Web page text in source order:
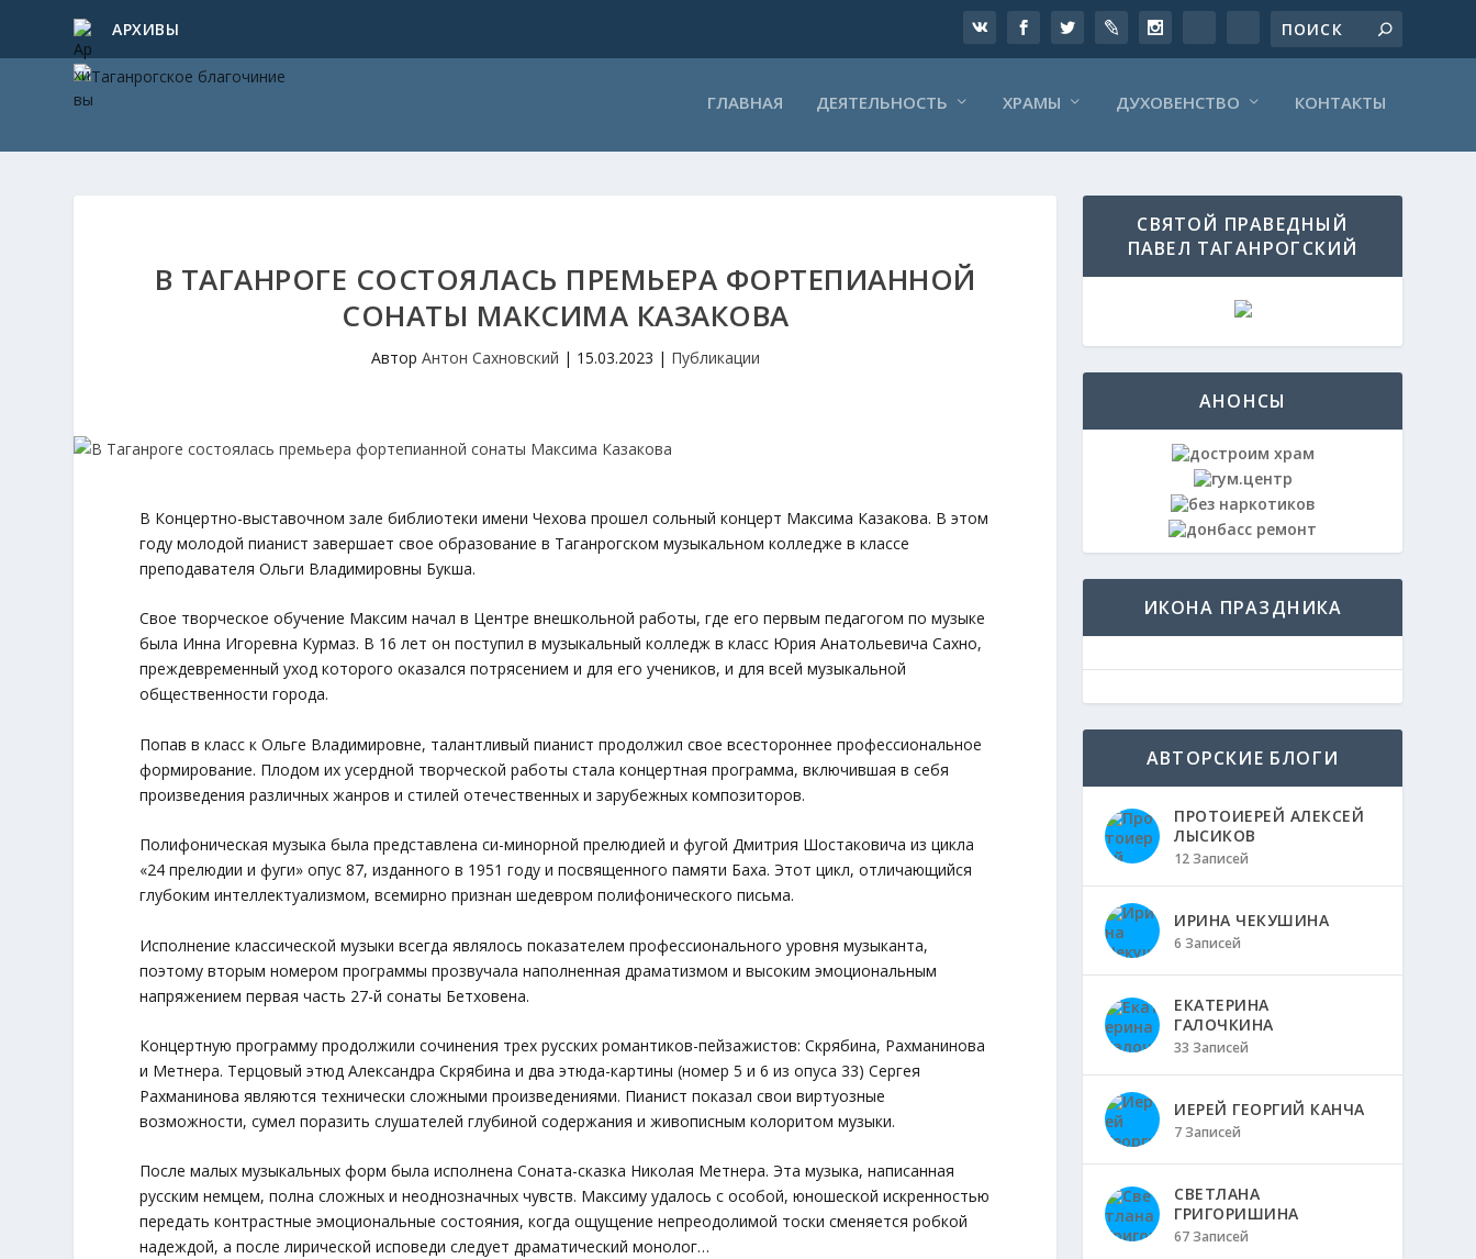
АРХИВЫ
ГЛАВНАЯ ДЕЯТЕЛЬНОСТЬ ХРАМЫ ДУХОВЕНСТВО КОНТАКТЫ
В ТАГАНРОГЕ СОСТОЯЛАСЬ ПРЕМЬЕРА ФОРТЕПИАННОЙ
СОНАТЫ МАКСИМА КАЗАКОВА
Автор Антон Сахновский | 15.03.2023 | Публикации
В Концертно-выставочном зале библиотеки имени Чехова прошел сольный концерт Максима Казакова. В этом
году молодой пианист завершает свое образование в Таганрогском музыкальном колледже в классе
преподавателя Ольги Владимировны Букша.
Свое творческое обучение Максим начал в Центре внешкольной работы, где его первым педагогом по музыке
была Инна Игоревна Курмаз. В 16 лет он поступил в музыкальный колледж в класс Юрия Анатольевича Сахно,
преждевременный уход которого оказался потрясением и для его учеников, и для всей музыкальной
общественности города.
Попав в класс к Ольге Владимировне, талантливый пианист продолжил свое всестороннее профессиональное
формирование. Плодом их усердной творческой работы стала концертная программа, включившая в себя
произведения различных жанров и стилей отечественных и зарубежных композиторов.
Полифоническая музыка была представлена си-минорной прелюдией и фугой Дмитрия Шостаковича из цикла
«24 прелюдии и фуги» опус 87, изданного в 1951 году и посвященного памяти Баха. Этот цикл, отличающийся
глубоким интеллектуализмом, всемирно признан шедевром полифонического письма.
Исполнение классической музыки всегда являлось показателем профессионального уровня музыканта,
поэтому вторым номером программы прозвучала наполненная драматизмом и высоким эмоциональным
напряжением первая часть 27-й сонаты Бетховена.
Концертную программу продолжили сочинения трех русских романтиков-пейзажистов: Скрябина, Рахманинова
и Метнера. Терцовый этюд Александра Скрябина и два этюда-картины (номер 5 и 6 из опуса 33) Сергея
Рахманинова являются технически сложными произведениями. Пианист показал свои виртуозные
возможности, сумел поразить слушателей глубиной содержания и живописным колоритом музыки.
После малых музыкальных форм была исполнена Соната-сказка Николая Метнера. Эта музыка, написанная
русским немцем, полна сложных и неоднозначных чувств. Максиму удалось с особой, юношеской искренностью
передать контрастные эмоциональные состояния, когда ощущение непреодолимой тоски сменяется робкой
надеждой, а после лирической исповеди следует драматический монолог…
СВЯТОЙ ПРАВЕДНЫЙ
ПАВЕЛ ТАГАНРОГСКИЙ
АНОНСЫ
ИКОНА ПРАЗДНИКА
АВТОРСКИЕ БЛОГИ
ПРОТОИЕРЕЙ АЛЕКСЕЙ
ЛЫСИКОВ
12 Записей
ИРИНА ЧЕКУШИНА
6 Записей
ЕКАТЕРИНА
ГАЛОЧКИНА
33 Записей
ИЕРЕЙ ГЕОРГИЙ КАНЧА
7 Записей
СВЕТЛАНА
ГРИГОРИШИНА
67 Записей